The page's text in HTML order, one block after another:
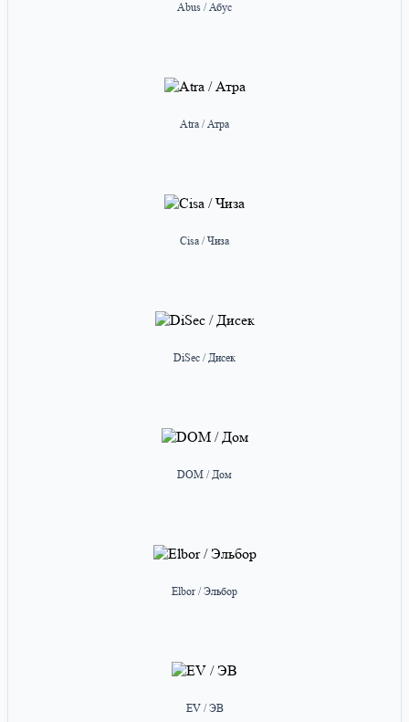
Abus / Абус
Atra / Атра
Cisa / Чиза
DiSec / Дисек
DOM / Дом
Elbor / Эльбор
EV / ЭВ